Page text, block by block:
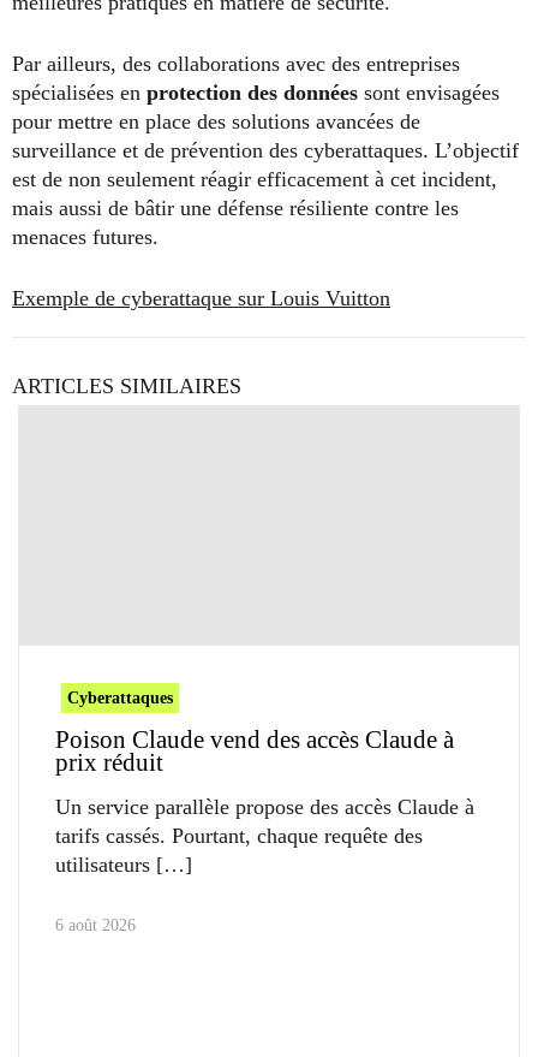
Par ailleurs, des collaborations avec des entreprises
spécialisées en protection des données sont envisagées
pour mettre en place des solutions avancées de
surveillance et de prévention des cyberattaques. L’objectif
est de non seulement réagir efficacement à cet incident,
mais aussi de bâtir une défense résiliente contre les
menaces futures.
Exemple de cyberattaque sur Louis Vuitton
ARTICLES SIMILAIRES
Cyberattaques
Poison Claude vend des accès Claude à
prix réduit
Un service parallèle propose des accès Claude à
tarifs cassés. Pourtant, chaque requête des
utilisateurs
6 août 2026